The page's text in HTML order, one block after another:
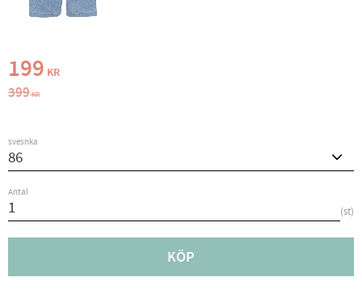
Nedsatt pris:
199 KR
Ordinarie pris:
399KR
svesnka
Antal
st
KÖP